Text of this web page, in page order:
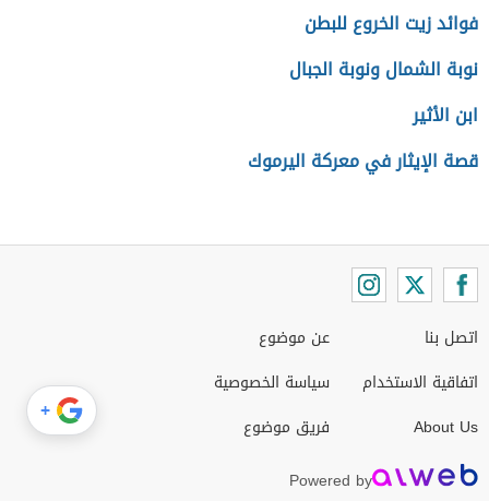
فوائد زيت الخروع للبطن
نوبة الشمال ونوبة الجبال
ابن الأثير
قصة الإيثار في معركة اليرموك
اتصل بنا
اتفاقية الاستخدام
About Us
عن موضوع
سياسة الخصوصية
فريق موضوع
Powered by
+